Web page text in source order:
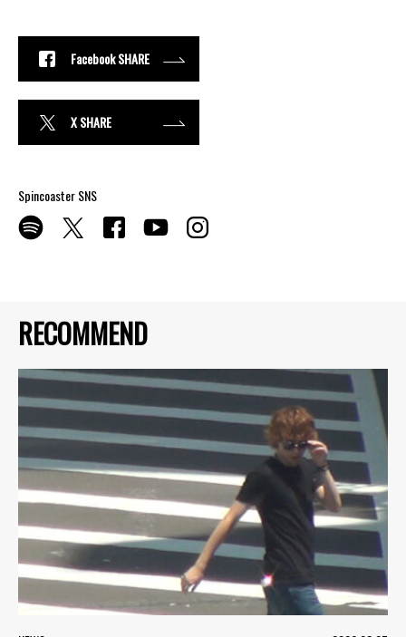
RECOMMEND
Facebook SHARE
X SHARE
Spincoaster SNS